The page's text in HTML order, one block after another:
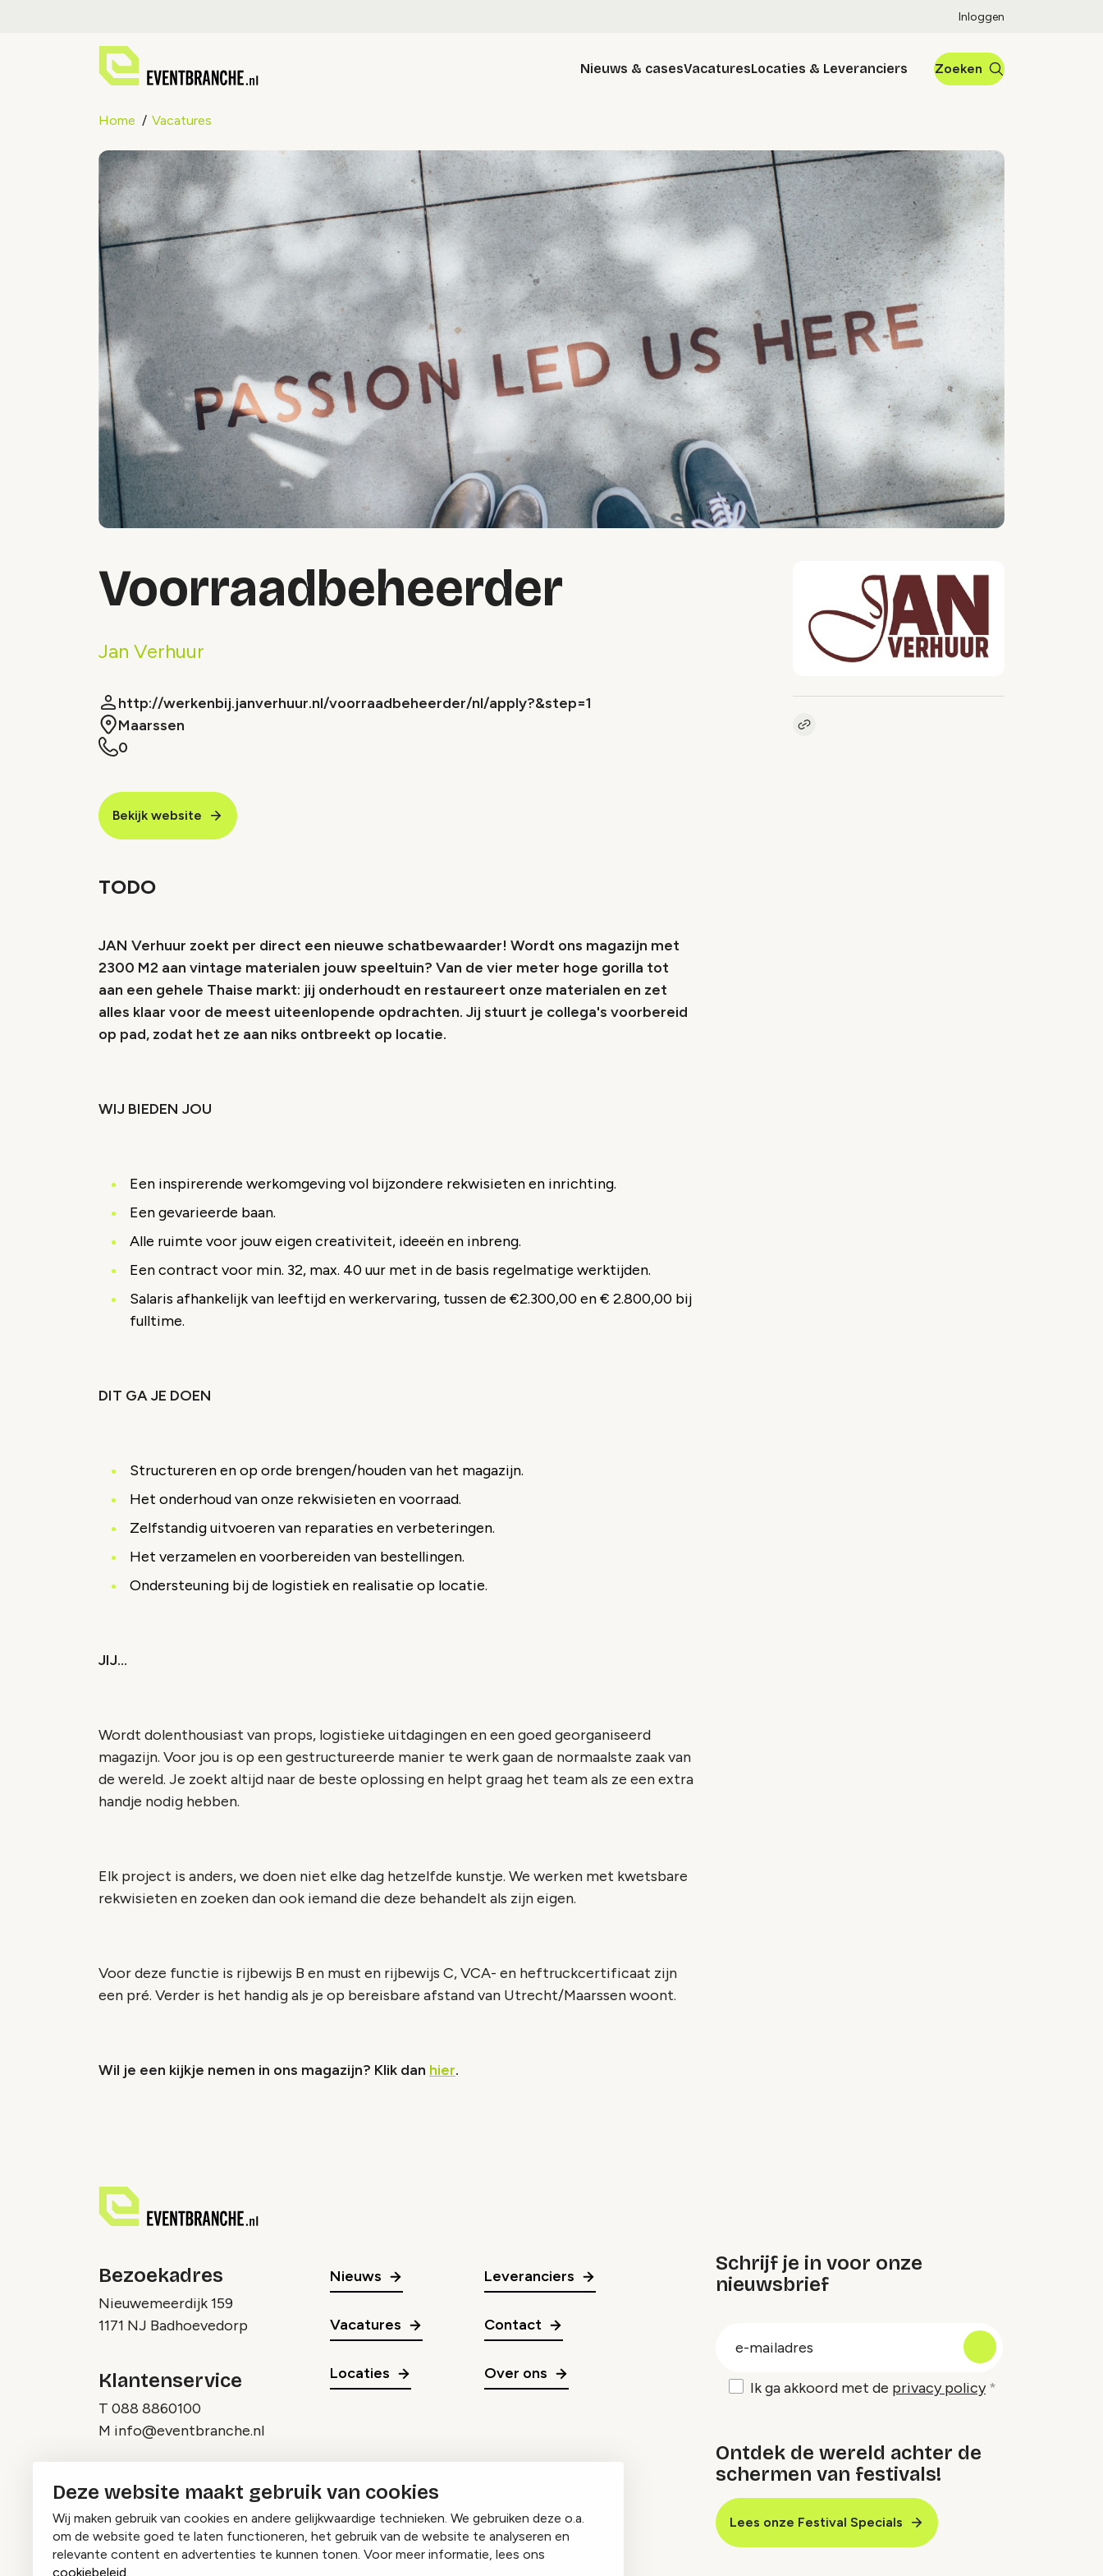
Deze website maakt gebruik van cookies
Wij maken gebruik van cookies en andere gelijkwaardige technieken. We gebruiken deze o.a.
om de website goed te laten functioneren, het gebruik van de website te analyseren en
relevante content en advertenties te kunnen tonen. Voor meer informatie, lees ons
cookiebeleid
Inloggen
Nieuws & casesVacaturesLocaties & Leveranciers Zoeken
Home Vacatures
Voorraadbeheerder
Jan Verhuur
http://werkenbij.janverhuur.nl/voorraadbeheerder/nl/apply?&step=1
Maarssen
0
Bekijk website
Kopieer link naar vacature
TODO
JAN Verhuur zoekt per direct een nieuwe schatbewaarder! Wordt ons magazijn met
2300 M2 aan vintage materialen jouw speeltuin? Van de vier meter hoge gorilla tot
aan een gehele Thaise markt: jij onderhoudt en restaureert onze materialen en zet
alles klaar voor de meest uiteenlopende opdrachten. Jij stuurt je collega's voorbereid
op pad, zodat het ze aan niks ontbreekt op locatie.
WIJ BIEDEN JOU
Een inspirerende werkomgeving vol bijzondere rekwisieten en inrichting.
Een gevarieerde baan.
Alle ruimte voor jouw eigen creativiteit, ideeën en inbreng.
Een contract voor min. 32, max. 40 uur met in de basis regelmatige werktijden.
Salaris afhankelijk van leeftijd en werkervaring, tussen de €2.300,00 en € 2.800,00 bij
fulltime.
DIT GA JE DOEN
Structureren en op orde brengen/houden van het magazijn.
Het onderhoud van onze rekwisieten en voorraad.
Zelfstandig uitvoeren van reparaties en verbeteringen.
Het verzamelen en voorbereiden van bestellingen.
Ondersteuning bij de logistiek en realisatie op locatie.
JIJ…
Wordt dolenthousiast van props, logistieke uitdagingen en een goed georganiseerd
magazijn. Voor jou is op een gestructureerde manier te werk gaan de normaalste zaak van
de wereld. Je zoekt altijd naar de beste oplossing en helpt graag het team als ze een extra
handje nodig hebben.
Elk project is anders, we doen niet elke dag hetzelfde kunstje. We werken met kwetsbare
rekwisieten en zoeken dan ook iemand die deze behandelt als zijn eigen.
Voor deze functie is rijbewijs B en must en rijbewijs C, VCA- en heftruckcertificaat zijn
een pré. Verder is het handig als je op bereisbare afstand van Utrecht/Maarssen woont.
Wil je een kijkje nemen in ons magazijn? Klik dan hier.
Bezoekadres
Nieuwemeerdijk 159
1171 NJ Badhoevedorp
Klantenservice
T 088 8860100
M info@eventbranche.nl
Nieuws
Vacatures
Locaties
Leveranciers
Contact
Over ons
Schrijf je in voor onze
nieuwsbrief
Ik ga akkoord met de privacy policy
Ontdek de wereld achter de
schermen van festivals!
Lees onze Festival Specials